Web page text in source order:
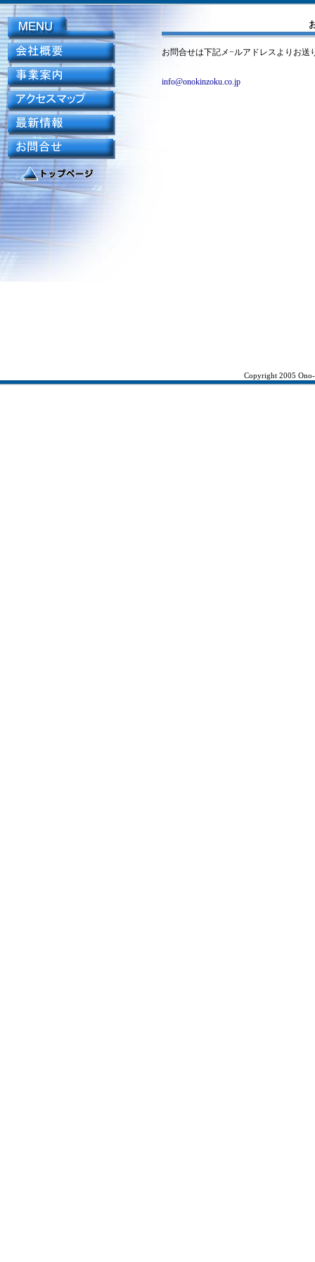
お問合せは下記メ−ルアドレスよりお送
info@onokinzoku.co.jp
Copyright 2005